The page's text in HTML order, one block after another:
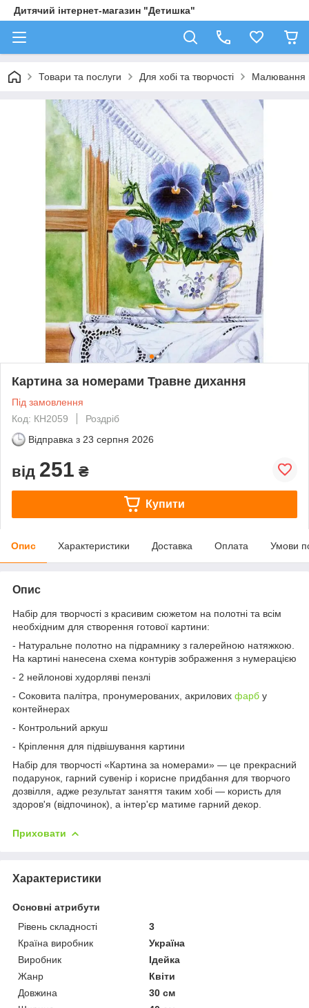
Дитячий інтернет-магазин "Детишка"
Товари та послуги Для хобі та творчості Малювання
Картина за номерами Травне дихання
Під замовлення
Код: КН2059
Роздріб
Відправка з 23 серпня 2026
від 251 ₴
Купити
Опис Характеристики Доставка Оплата Умови
Опис
Набір для творчості з красивим сюжетом на полотні та всім
необхідним для створення готової картини:
- Натуральне полотно на підрамнику з галерейною натяжкою.
На картині нанесена схема контурів зображення з нумерацією
- 2 нейлонові худорляві пензлі
- Соковита палітра, пронумерованих, акрилових фарб у
контейнерах
- Контрольний аркуш
- Кріплення для підвішування картини
Набір для творчості «Картина за номерами» — це прекрасний
подарунок, гарний сувенір і корисне придбання для творчого
дозвілля, адже результат заняття таким хобі — користь для
здоров'я (відпочинок), а інтер'єр матиме гарний декор.
Приховати
Характеристики
Основні атрибути
Рівень складності
3
Країна виробник
Україна
Виробник
Ідейка
Жанр
Квіти
Довжина
30 см